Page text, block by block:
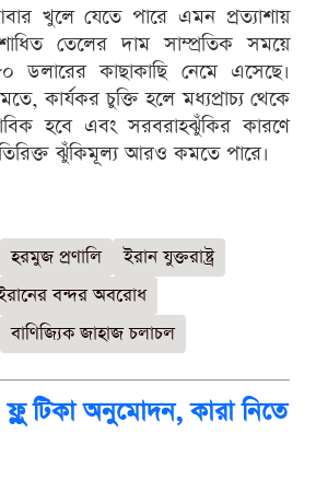
খুলে যেতে পারে এমন প্রত্যাশায়
তেলের দাম সাম্প্রতিক সময়ে
ডলারের কাছাকাছি নেমে এসেছে।
কার্যকর চুক্তি হলে মধ্যপ্রাচ্য থেকে
হবে এবং সরবরাহঝুঁকির কারণে
ঝুঁকিমূল্য আরও কমতে পারে।
হরমুজ প্রণালি
ইরান যুক্তরাষ্ট্র
বন্দর অবরোধ
বাণিজ্যিক জাহাজ চলাচল
টিকা অনুমোদন, কারা নিতে